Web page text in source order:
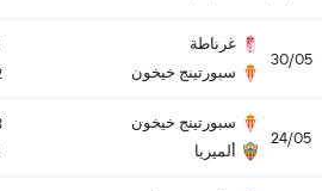
30/05
غرناطة
سبورتينج خيخون
24/05
سبورتينج خيخون
ألميريا